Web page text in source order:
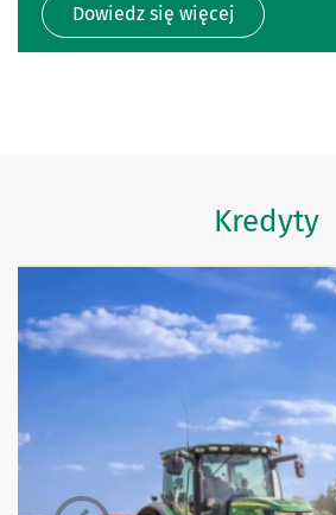
Dowiedz się więcej
Kredyty